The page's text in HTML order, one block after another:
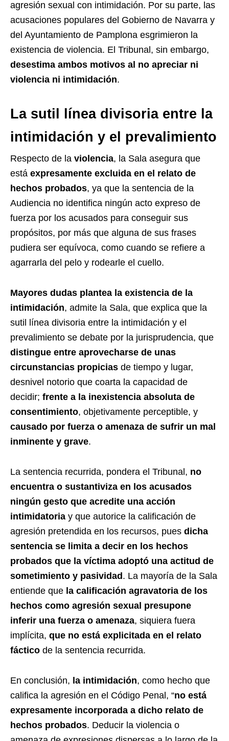
agresión sexual con intimidación. Por su parte, las
acusaciones populares del Gobierno de Navarra y
del Ayuntamiento de Pamplona esgrimieron la
existencia de violencia. El Tribunal, sin embargo,
desestima ambos motivos al no apreciar ni
violencia ni intimidación.
La sutil línea divisoria entre la
intimidación y el prevalimiento
Respecto de la violencia, la Sala asegura que
está expresamente excluida en el relato de
hechos probados, ya que la sentencia de la
Audiencia no identifica ningún acto expreso de
fuerza por los acusados para conseguir sus
propósitos, por más que alguna de sus frases
pudiera ser equívoca, como cuando se refiere a
agarrarla del pelo y rodearle el cuello.
Mayores dudas plantea la existencia de la
intimidación, admite la Sala, que explica que la
sutil línea divisoria entre la intimidación y el
prevalimiento se debate por la jurisprudencia, que
distingue entre aprovecharse de unas
circunstancias propicias de tiempo y lugar,
desnivel notorio que coarta la capacidad de
decidir; frente a la inexistencia absoluta de
consentimiento, objetivamente perceptible, y
causado por fuerza o amenaza de sufrir un mal
inminente y grave.
La sentencia recurrida, pondera el Tribunal, no
encuentra o sustantiviza en los acusados
ningún gesto que acredite una acción
intimidatoria y que autorice la calificación de
agresión pretendida en los recursos, pues dicha
sentencia se limita a decir en los hechos
probados que la víctima adoptó una actitud de
sometimiento y pasividad . La mayoría de la Sala
entiende que la calificación agravatoria de los
hechos como agresión sexual presupone
inferir una fuerza o amenaza, siquiera fuera
implícita, que no está explicitada en el relato
fáctico de la sentencia recurrida.
En conclusión, la intimidación, como hecho que
califica la agresión en el Código Penal, “no está
expresamente incorporada a dicho relato de
hechos probados. Deducir la violencia o